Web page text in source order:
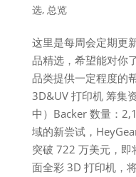
选, 总览
这里是每周会定期更
品精选，希望能对你
品类提供一定程度的
3D&UV 打印机 筹集
中）Backer 数量：
域的新尝试，
突破 722 万美元，即
面全彩 3D 打印机，